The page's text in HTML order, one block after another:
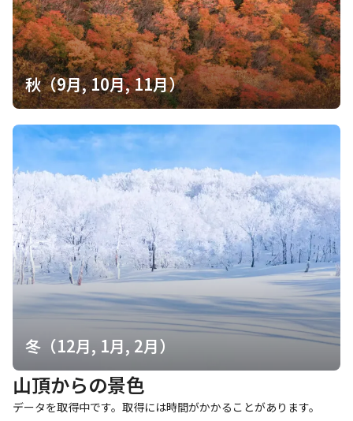
秋（9月, 10月, 11月）
冬（12月, 1月, 2月）
山頂からの景色
データを取得中です。取得には時間がかかることがあります。